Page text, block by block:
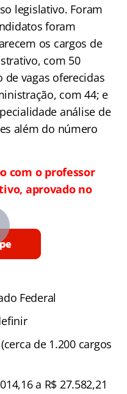
legislativo. Foram
foram
os cargos de
com 50
vagas oferecidas
com 44; e
análise de
além do número
com o professor
aprovado no
Federal
de 1.200 cargos
a R$ 27.582,21